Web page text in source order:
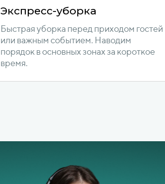
Экспресс-уборка
Быстрая уборка перед приходом гостей
или важным событием. Наводим
порядок в основных зонах за короткое
время.